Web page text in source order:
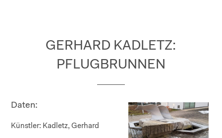
GERHARD KADLETZ:
PFLUGBRUNNEN
Daten:
Künstler: Kadletz, Gerhard